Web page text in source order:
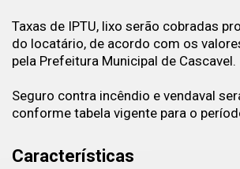
Taxas de IPTU, lixo serão cobradas
do locatário, de acordo com os
pela Prefeitura Municipal de Cascavel.
Seguro contra incêndio e vendaval
conforme tabela vigente para o
Características